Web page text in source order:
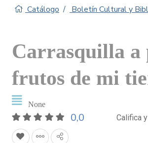
Catálogo Boletín Cultural y
Carrasquilla a
frutos de mi
None
0,0 Califica